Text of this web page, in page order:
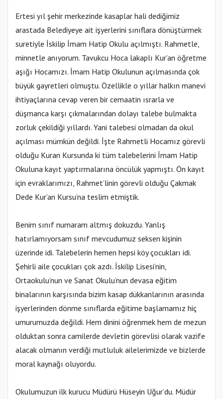
Ertesi yıl şehir merkezinde kasaplar hali dediğimiz
arastada Belediyeye ait işyerlerini sınıflara dönüştürmek
suretiyle İskilip İmam Hatip Okulu açılmıştı. Rahmetle,
minnetle anıyorum. Tavukcu Hoca lakaplı Kur’an öğretme
aşığı Hocamızı. İmam Hatip Okulunun açılmasında çok
büyük gayretleri olmuştu. Özellikle o yıllar halkın manevi
ihtiyaçlarına cevap veren bir cemaatin ısrarla ve
düşmanca karşı çıkmalarından dolayı talebe bulmakta
zorluk çekildiği yıllardı. Yani talebesi olmadan da okul
açılması mümkün değildi. İşte Rahmetli Hocamız görevli
olduğu Kuran Kursunda ki tüm talebelerini İmam Hatip
Okuluna kayıt yaptırmalarına öncülük yapmıştı. Ön kayıt
için evraklarımızı, Rahmet’linin görevli olduğu Çakmak
Dede Kur’an Kursu’na teslim etmiştik.
Benim sınıf numaram altmış dokuzdu. Yanlış
hatırlamıyorsam sınıf mevcudumuz seksen kişinin
üzerinde idi. Talebelerin hemen hepsi köy çocukları idi.
Şehirli aile çocukları çok azdı. İskilip Lisesi’nin,
Ortaokulu’nun ve Sanat Okulu’nun devasa eğitim
binalarının karşısında bizim kasap dükkanlarının arasında
işyerlerinden dönme sınıflarda eğitime başlamamız hiç
umurumuzda değildi. Hem dinini öğrenmek hem de mezun
olduktan sonra camilerde devletin görevlisi olarak vazife
alacak olmanın verdiği mutluluk ailelerimizde ve bizlerde
moral kaynağı oluyordu.
Okulumuzun ilk kurucu Müdürü Hüseyin Uğur’du. Müdür